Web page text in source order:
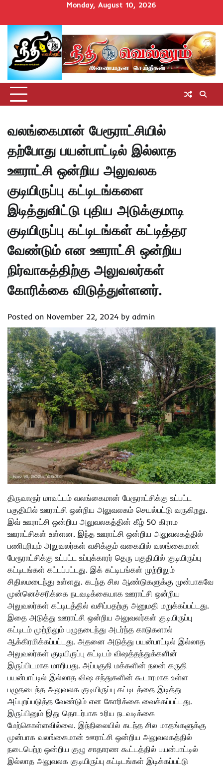
content
Monday, August 10, 2026
Homeசெய்திகள்
தமிழ்நாடுமாவட்டச்செய்திகள்
அரசியல்ஆன்மிகம்
சட்டம்
அறிவோம்
சினிமாUncategorized
வலங்கைமான் பேரூராட்சியில்
தற்போது பயன்பாட்டில் இல்லாத
ஊராட்சி ஒன்றிய அலுவலக
குடியிருப்பு கட்டிடங்களை
இடித்துவிட்டு புதிய அடுக்குமாடி
குடியிருப்பு கட்டிடங்கள் கட்டித்தர
வேண்டும் என ஊராட்சி ஒன்றிய
நிர்வாகத்திற்கு அலுவலர்கள்
கோரிக்கை விடுத்துள்ளனர்.
Posted on November 22, 2024 by admin
திருவாரூர் மாவட்டம் வலங்கைமான் பேரூராட்சிக்கு உட்பட்ட
பகுதியில் ஊராட்சி ஒன்றிய அலுவலகம் செயல்பட்டு வருகிறது.
இவ் ஊராட்சி ஒன்றிய அலுவலகத்தின் கீழ் 50 கிராம
ஊராட்சிகள் உள்ளன. இந்த ஊராட்சி ஒன்றிய அலுவலகத்தில்
பணிபுரியும் அலுவலர்கள் வசிக்கும் வகையில் வலங்கைமான்
பேரூராட்சிக்கு உட்பட்ட உப்புக்காரர் தெரு பகுதியில் குடியிருப்பு
கட்டிடங்கள் கட்டப்பட்டது. இக் கட்டிடங்கள் முற்றிலும்
சிதிலமடைந்து உள்ளது. கடந்த சில ஆண்டுகளுக்கு முன்பாகவே
முன்னெச்சரிக்கை நடவடிக்கையாக ஊராட்சி ஒன்றிய
அலுவலர்கள் கட்டிடத்தில் வசிப்பதற்கு அனுமதி மறுக்கப்பட்டது.
இதை அடுத்து ஊராட்சி ஒன்றிய அலுவலர்கள் குடியிருப்பு
கட்டிடம் முற்றிலும் பழுதடைந்து அடர்ந்த காடுகளால்
ஆக்கிரமிக்கப்பட்டது. அதனை அடுத்து பயன்பாட்டில் இல்லாத
அலுவலர்கள் குடியிருப்பு கட்டிடம் விஷத்தந்துக்களின்
இருப்பிடமாக மாறியது. அப்பகுதி மக்களின் நலன் கருதி
பயன்பாட்டில் இல்லாத விஷ சந்துகளின் கூடாரமாக உள்ள
பழுதடைந்த அலுவலக குடியிருப்பு கட்டிடத்தை இடித்து
அப்புறப்படுத்த வேண்டும் என கோரிக்கை வைக்கப்பட்டது.
இருப்பினும் இது தொடர்பாக உரிய நடவடிக்கை
மேற்கொள்ளவில்லை. இந்நிலையில் கடந்த சில மாதங்களுக்கு
முன்பாக வலங்கைமான் ஊராட்சி ஒன்றிய அலுவலகத்தில்
நடைபெற்ற ஒன்றிய குழு சாதாரண கூட்டத்தில் பயன்பாட்டில்
இல்லாத அலுவலக குடியிருப்பு கட்டிடங்கள் இடிக்கப்பட்டு